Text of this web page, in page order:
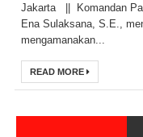
Jakarta || Komandan
Ena Sulaksana, S.E.,
mengamanakan...
READ MORE